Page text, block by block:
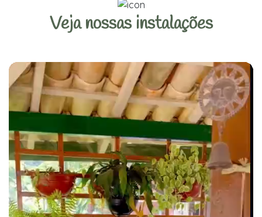
Veja nossas instalações